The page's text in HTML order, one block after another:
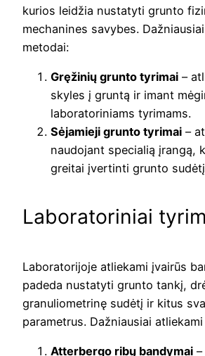
kurios leidžia nustatyti grunto
mechanines savybes.
metodai:
Gręžinių grunto tyrimai –
skyles į gruntą ir imant
laboratoriniams tyrimams.
Sėjamieji grunto tyrimai –
naudojant specialią įrangą,
greitai įvertinti grunto
Laboratoriniai
Laboratorijoje atliekami įvairūs
padeda nustatyti grunto tankį,
granuliometrinę sudėtį ir kitus
parametrus. Dažniausiai
Atterbergo ribų bandymai